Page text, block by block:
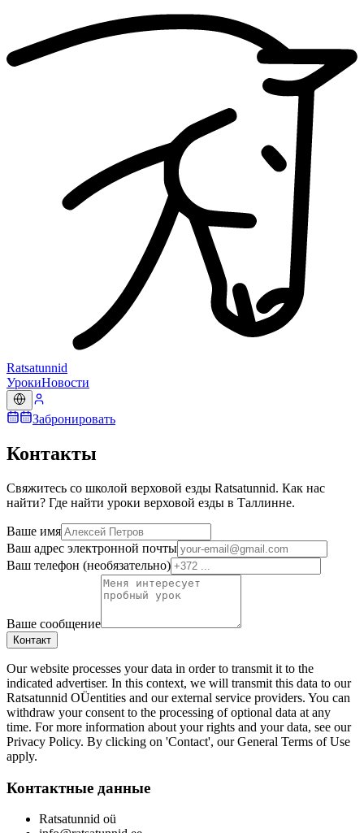
Ratsatunnid
УрокиНовости
Забронировать
Контакты
Свяжитесь со школой верховой езды Ratsatunnid. Как нас
найти? Где найти уроки верховой езды в Таллинне.
Ваше имя
Ваш адрес электронной почты
Ваш телефон (необязательно)
Ваше сообщение
Контакт
Our website processes your data in order to transmit it to the
indicated advertiser. In this context, we will transmit this data to our
Ratsatunnid OÜentities and our external service providers. You can
withdraw your consent to the processing of optional data at any
time. For more information about your rights and your data, see our
Privacy Policy. By clicking on 'Contact', our General Terms of Use
apply.
Контактные данные
Ratsatunnid oü